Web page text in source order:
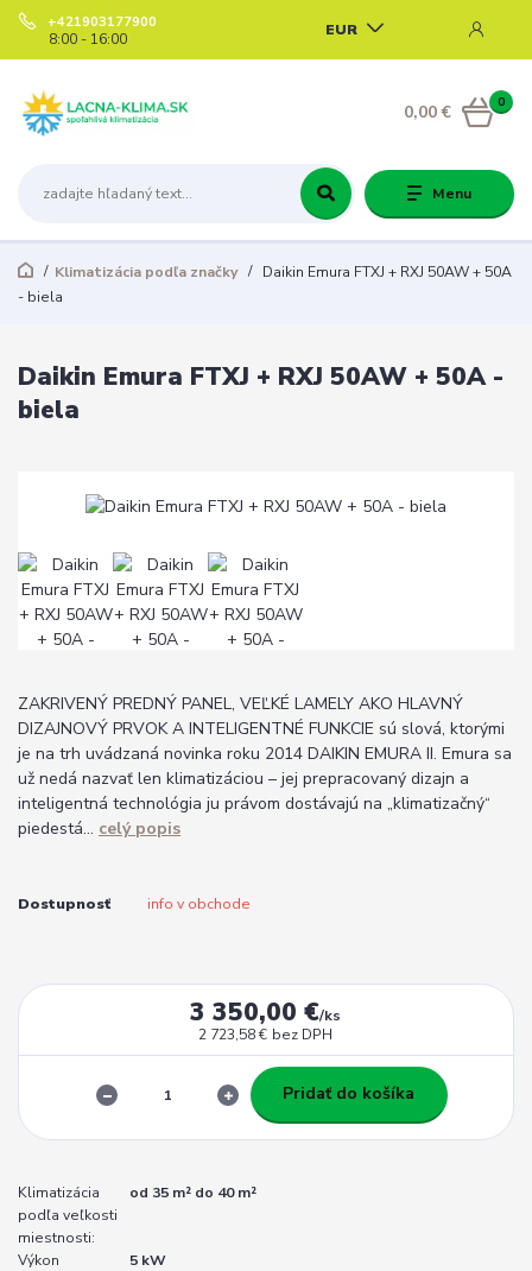
Menu
EUR
+421903177900
8:00 - 16:00
0
0,00 €
Klimatizácia podľa značky
Daikin Emura FTXJ + RXJ 50AW + 50A
- biela
Daikin Emura FTXJ + RXJ 50AW + 50A -
biela
ZAKRIVENÝ PREDNÝ PANEL, VEĽKÉ LAMELY AKO HLAVNÝ
DIZAJNOVÝ PRVOK A INTELIGENTNÉ FUNKCIE sú slová, ktorými
je na trh uvádzaná novinka roku 2014 DAIKIN EMURA II. Emura sa
už nedá nazvať len klimatizáciou – jej prepracovaný dizajn a
inteligentná technológia ju právom dostávajú na „klimatizačný“
piedestá... celý popis
Dostupnosť info v obchode
3 350,00 €/ks
2 723,58 € bez DPH
Pridať do košíka
Klimatizácia
podľa veľkosti
miestnosti:
od 35 m² do 40 m²
Výkon
5 kW